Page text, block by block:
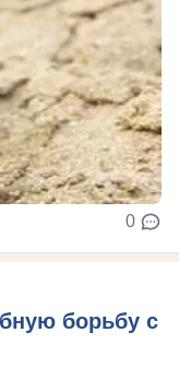
0
борьбу с